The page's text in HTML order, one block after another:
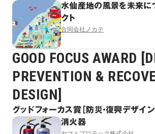
（出資者：大林組） 株式会社日
所設計
水仙産地の風景を未来に
クト
合同会社ノカテ
GOOD FOCUS AWARD
PREVENTION &
DESIGN]
グッドフォーカス賞［防災・復興デザイン
消火器